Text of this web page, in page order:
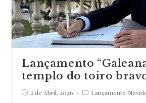
Lançamento
templo do toiro
Post2 de Abril, 2026
PostLançamento/